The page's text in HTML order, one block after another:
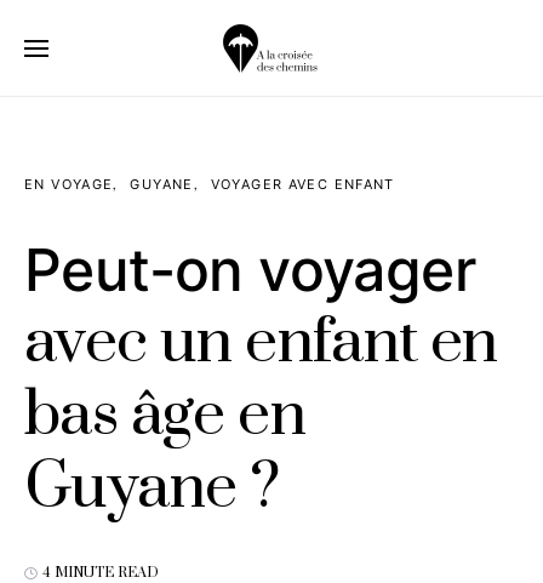
EN VOYAGE GUYANE VOYAGER AVEC ENFANT
Peut-on voyager
avec un enfant en
bas âge en
Guyane ?
4 MINUTE READ